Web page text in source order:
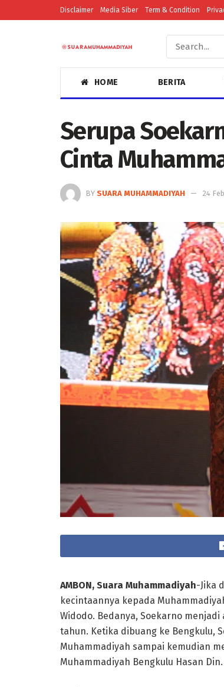
Disclaimer Media Siber Term & Condition
HOME BERITA
Serupa
Cinta
BY SUARA MUHAMMADIYAH 24
AMBON, Suara Muhammadiyah-Jika
kecintaannya kepada
Widodo. Bedanya, Soekarno
tahun. Ketika dibuang ke Bengkulu,
Muhammadiyah sampai kemudian
Muhammadiyah Bengkulu Hasan Din.